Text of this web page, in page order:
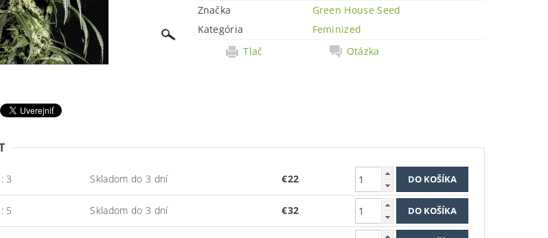
Značka
Green House Seed
Kategória
Feminized
Tlač
Otázka
3 Skladom do 3 dní €22
5 Skladom do 3 dní €32